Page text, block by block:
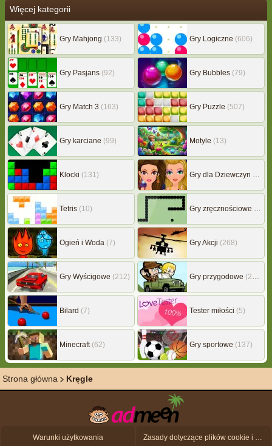
Więcej kategorii
Gry Mahjong (133) Gry Logiczne (606)
Gry Pasjans (92) Gry Bubbles (79)
Gry Match 3 (163) Gry Puzzle (507)
Gry karciane (99) Motyle (13)
Klocki (131) Gry dla Dziewczyn
(239)
Tetris (10) Gry zręcznościowe
(507)
Ogień i Woda (7) Gry Akcji (268)
Gry Wyścigowe (212) Gry przygodowe (217)
Bilard (7) Tester miłości (5)
Minecraft (62) Gry sportowe (137)
Strona główna Kręgle
Warunki użytkowania Zasady dotyczące plików cookie i ochrony danych osobowych